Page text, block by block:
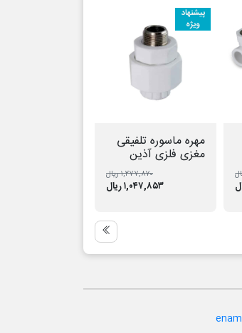
پیشنهاد
ویژه
مهره ماسوره تلفیقی
مغزی فلزی آذین
۱,۲۷۷,۸۷۰ ریال
۱,۰۴۷,۸۵۳ ریال